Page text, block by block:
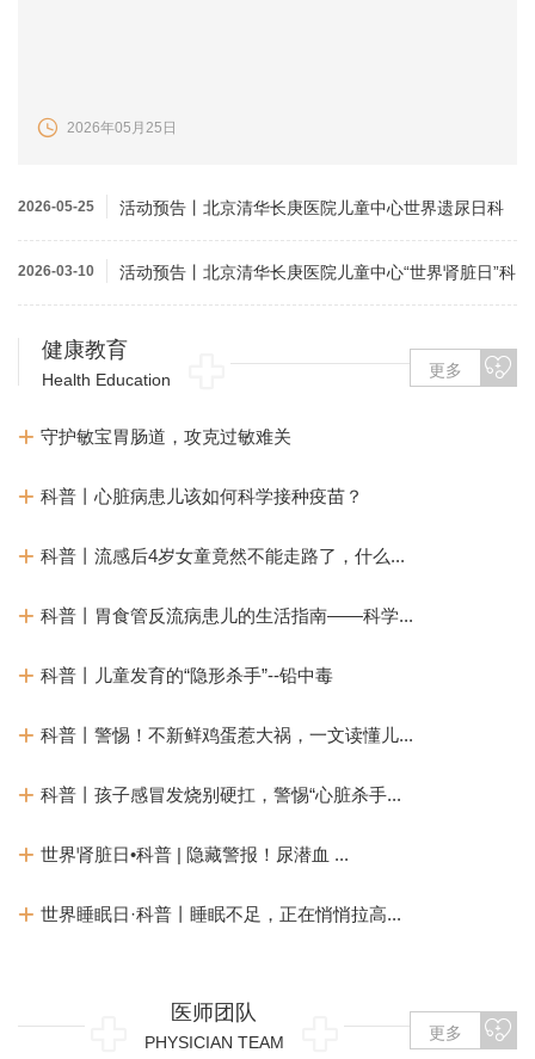
2026年05月25日
2026-05-25 活动预告丨北京清华长庚医院儿童中心世界遗尿日科
普及义诊活动
2026-03-10 活动预告丨北京清华长庚医院儿童中心“世界肾脏日”科
更多
健康教育
Health Education
守护敏宝胃肠道，攻克过敏难关
科普丨心脏病患儿该如何科学接种疫苗？
科普丨流感后4岁女童竟然不能走路了，什么...
科普丨胃食管反流病患儿的生活指南——科学...
科普丨儿童发育的“隐形杀手”--铅中毒
科普丨警惕！不新鲜鸡蛋惹大祸，一文读懂儿...
科普丨孩子感冒发烧别硬扛，警惕“心脏杀手...
世界肾脏日•科普 | 隐藏警报！尿潜血 ...
世界睡眠日·科普丨睡眠不足，正在悄悄拉高...
更多
医师团队
PHYSICIAN TEAM